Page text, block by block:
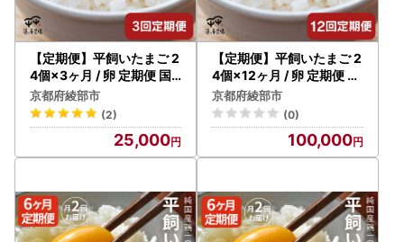
【定期便】平飼いたまご 2
4個×3ヶ月 / 卵 定期便 国
産 綾部市 / 株式会社For yo
uふぁーむ［BSCA012］
京都府綾部市
(2)
25,000
【定期便】平飼いたまご 2
4個×12ヶ月 / 卵 定期便 国
産 綾部市 / 株式会社For yo
uふぁーむ［BSCA014］
京都府綾部市
(0)
100,000